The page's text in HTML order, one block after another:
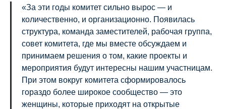
«За эти годы комитет сильно вырос — и
количественно, и организационно. Появилась
структура, команда заместителей, рабочая группа,
совет комитета, где мы вместе обсуждаем и
принимаем решения о том, какие проекты и
мероприятия будут интересны нашим участницам.
При этом вокруг комитета сформировалось
гораздо более широкое сообщество — это
женщины, которые приходят на открытые